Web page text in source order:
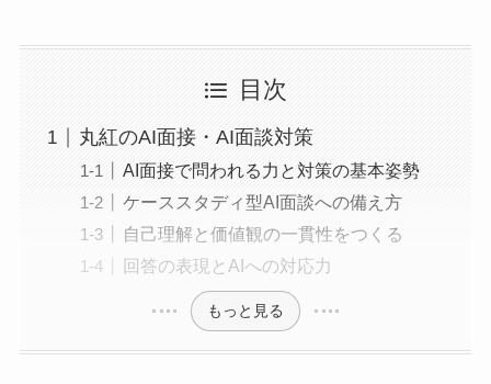
目次
丸紅のAI面接・AI面談対策
AI面接で問われる力と対策の基本姿勢
ケーススタディ型AI面談への備え方
自己理解と価値観の一貫性をつくる
回答の表現とAIへの対応力
もっと見る